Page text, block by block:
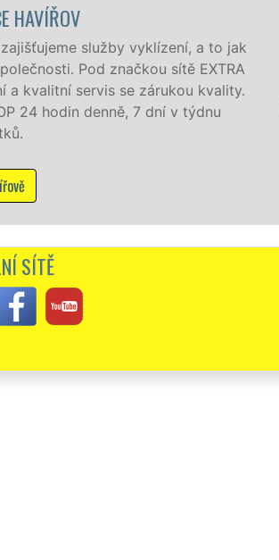
služby vyklízení, a to jak
Pod značkou sítě EXTRA
servis se zárukou kvality.
hodin denně, 7 dní v týdnu
SÍTĚ